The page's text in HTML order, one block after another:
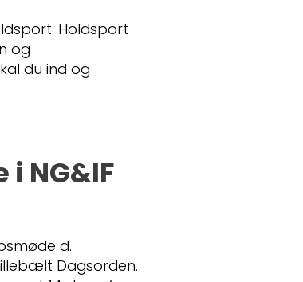
Holdsport
og
du ind og
NG&IF
d.
Dagsorden.